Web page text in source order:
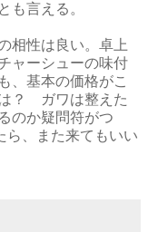
も言える。
相性は良い。卓上
ャーシューの味付
、基本の価格がこ
？ ガワは整えた
のか疑問符がつ
ら、また来てもいい